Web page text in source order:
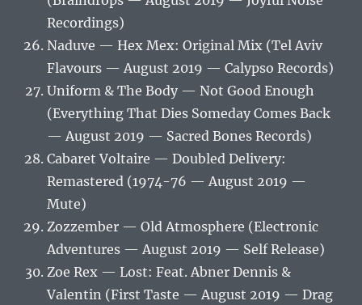
Recordings)
Naduve — Hex Mex: Original Mix (Tel Aviv
Flavours — August 2019 — Calypso Records)
Uniform & The Body — Not Good Enough
(Everything That Dies Someday Comes Back
— August 2019 — Sacred Bones Records)
Cabaret Voltaire — Doubled Delivery:
Remastered (1974-76 — August 2019 —
Mute)
Zozzember — Old Atmosphere (Electronic
Adventures — August 2019 — Self Release)
Zoe Rex — Lost: Feat. Abner Dennis &
Valentin (First Taste — August 2019 — Drag